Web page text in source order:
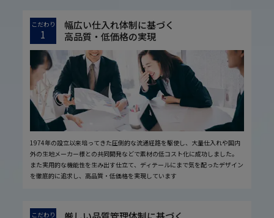
こだわり
1
幅広い仕入れ体制に基づく
高品質・低価格の実現
1974年の設立以来培ってきた圧倒的な流通経路を駆使し、大量仕入れや国内
外の生地メーカー様との共同開発などで素材の低コスト化に成功しました。
また実用的な機能性を生み出す仕立て、ディテールにまで気を配ったデザイン
を徹底的に追求し、高品質・低価格を実現しています
こだわり